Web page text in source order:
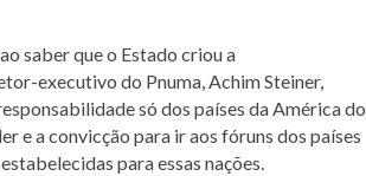
saber que o Estado criou a
executivo do Pnuma, Achim Steiner,
só dos países da América do
e a convicção para ir aos fóruns dos países
para essas nações.